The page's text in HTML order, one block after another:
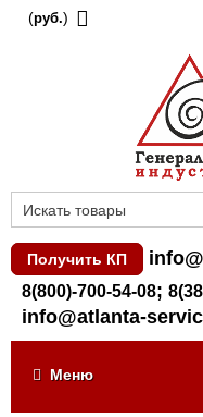
(руб.)
Получить КП
8(800)-700-54-08;
info@atlanta-
Меню